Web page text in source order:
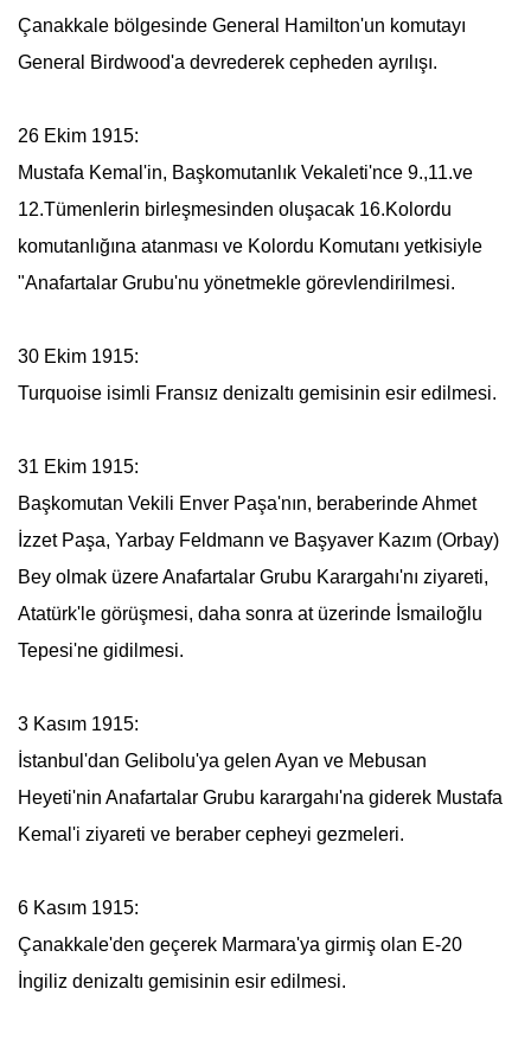
Çanakkale bölgesinde General Hamilton'un komutayı
General Birdwood'a devrederek cepheden ayrılışı.
26 Ekim 1915:
Mustafa Kemal 'in, Başkomutanlık Vekaleti'nce 9.,11.ve
12.Tümenlerin birleşmesinden oluşacak 16.Kolordu
komutanlığına atanması ve Kolordu Komutanı yetkisiyle
"Anafartalar Grubu'nu yönetmekle görevlendirilmesi.
30 Ekim 1915:
Turquoise isimli Fransız denizaltı gemisinin esir edilmesi.
31 Ekim 1915:
Başkomutan Vekili Enver Paşa'nın, beraberinde Ahmet
İzzet Paşa, Yarbay Feldmann ve Başyaver Kazım (Orbay)
Bey olmak üzereAnafartalar Grubu Karargahı'nı ziyareti,
Atatürk'le görüşmesi, daha sonra at üzerinde İsmailoğlu
Tepesi'ne gidilmesi.
3 Kasım 1915:
İstanbul'dan Gelibolu'ya gelen Ayan ve Mebusan
Heyeti'nin Anafartalar Grubu karargahı'na giderek Mustafa
Kemal 'i ziyareti ve beraber cepheyi gezmeleri.
6 Kasım 1915:
Çanakkale'den geçerek Marmara'ya girmiş olan E-20
İngiliz denizaltı gemisinin esir edilmesi.